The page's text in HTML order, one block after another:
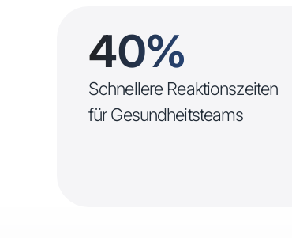
40%
Schnellere Reaktionszeiten
für Gesundheitsteams